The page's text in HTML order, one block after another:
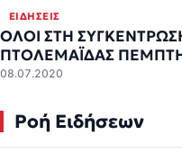
ΕΙΔΉΣΕΙΣ
ΟΛΟΙ ΣΤΗ
ΠΤΟΛΕΜΑΪΔΑΣ ΠΕΜΠΤΗ
08.07.2020
Ροή Ειδήσεων